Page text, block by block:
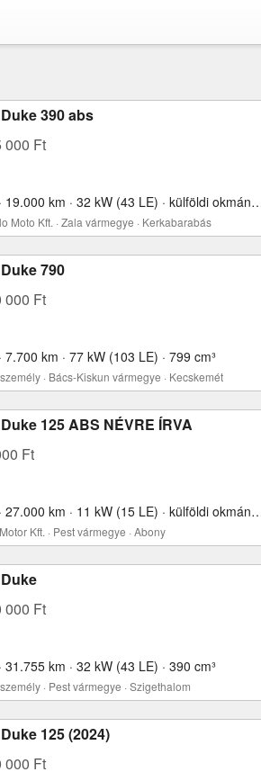
390 abs
000 Ft
2022 · 19.000 km · 32 kW (43 LE) ·
Moto Kft. · Zala vármegye · Kerkabarabás
790
000 Ft
7.700 km · 77 kW (103 LE) · 799 cm³
· Bács-Kiskun vármegye · Kecskemét
KTM Duke 125 ABS NÉVRE ÍRVA
Ft
2016 · 27.000 km · 11 kW (15 LE) ·
Kft. · Pest vármegye · Abony
000 Ft
31.755 km · 32 kW (43 LE) · 390 cm³
· Pest vármegye · Szigethalom
125 (2024)
000 Ft